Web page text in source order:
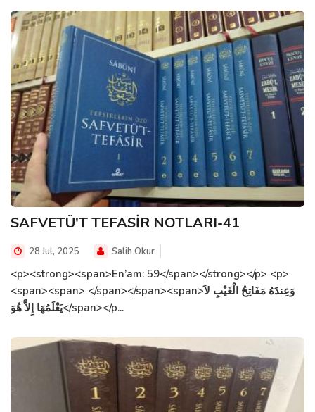
SAFVETÜ'T TEFASİR NOTLARI-41
28 Jul, 2025 Salih Okur
<p><strong><span>En’am: 59</span></strong></p> <p>
<span><span> </span></span><span>وَعِندَهُ مَفَاتِحُ الْغَيْبِ لاَ
يَعْلَمُهَا إِلاَّ هُوَ</span></p...